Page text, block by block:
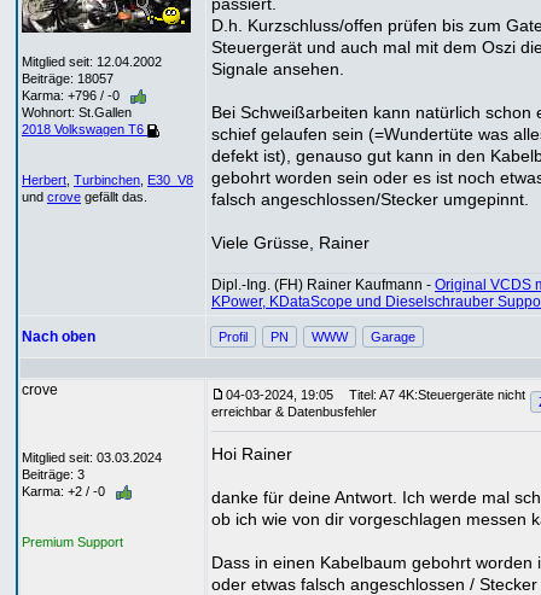
Mitglied seit: 12.04.2002
Beiträge: 18057
Karma: +796 / -0
Wohnort: St.Gallen
2018 Volkswagen T6
Herbert Turbinchen E30_V8
und crove gefällt das.
D.h. Kurzschluss/offen prüfen bis zum
Steuergerät und auch mal mit dem Oszi
Signale ansehen.
Bei Schweißarbeiten kann natürlich schon
schief gelaufen sein (=Wundertüte was
defekt ist), genauso gut kann in den
gebohrt worden sein oder es ist noch
falsch angeschlossen/Stecker umgepinnt.
Viele Grüsse, Rainer
Dipl.-Ing. (FH) Rainer Kaufmann - Original VCDS
KPower, KDataScope und Dieselschrauber
Nach oben Profil PN WWW Garage
crove
Mitglied seit: 03.03.2024
Beiträge: 3
Karma: +2 / -0
Premium Support
04-03-2024, 19:05
Titel: A7 4K:Steuergeräte nicht
erreichbar & Datenbusfehler
Hoi Rainer
danke für deine Antwort. Ich werde mal
ob ich wie von dir vorgeschlagen messen
Dass in einen Kabelbaum gebohrt worden
oder etwas falsch angeschlossen / Stecker